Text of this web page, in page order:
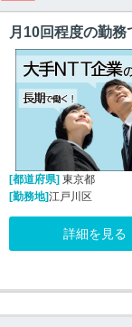
[都道府県] 東京都
[勤務地]江戸川区
詳細を見る